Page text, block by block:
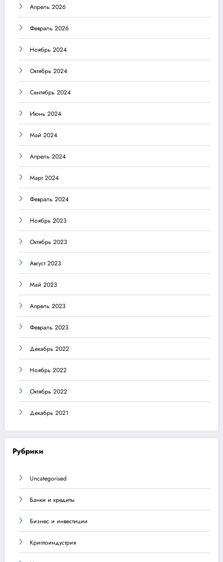
Апрель 2026
Февраль 2026
Ноябрь 2024
Октябрь 2024
Сентябрь 2024
Июнь 2024
Май 2024
Апрель 2024
Март 2024
Февраль 2024
Ноябрь 2023
Октябрь 2023
Август 2023
Май 2023
Апрель 2023
Февраль 2023
Декабрь 2022
Ноябрь 2022
Октябрь 2022
Декабрь 2021
Рубрики
Uncategorised
Банки и кредиты
Бизнес и инвестиции
Криптоиндустрия